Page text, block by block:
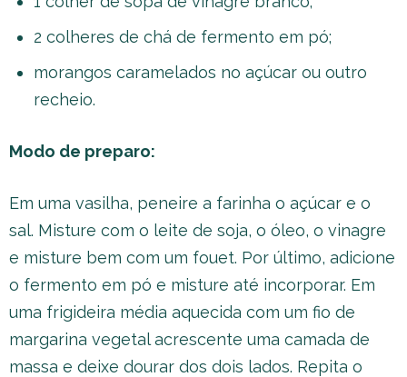
2 colheres de chá de fermento em pó;
morangos caramelados no açúcar ou outro
recheio.
Modo de preparo:
Em uma vasilha, peneire a farinha o açúcar e o
sal. Misture com o leite de soja, o óleo, o vinagre
e misture bem com um fouet. Por último, adicione
o fermento em pó e misture até incorporar. Em
uma frigideira média aquecida com um fio de
margarina vegetal acrescente uma camada de
massa e deixe dourar dos dois lados. Repita o